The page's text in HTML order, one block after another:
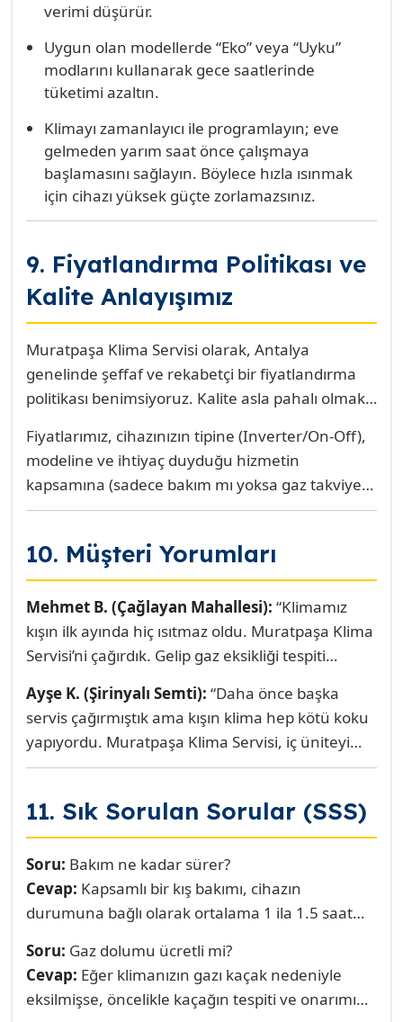
verimi düşürür.
Uygun olan modellerde “Eko” veya “Uyku”
modlarını kullanarak gece saatlerinde
tüketimi azaltın.
Klimayı zamanlayıcı ile programlayın; eve
gelmeden yarım saat önce çalışmaya
başlamasını sağlayın. Böylece hızla ısınmak
için cihazı yüksek güçte zorlamazsınız.
9. Fiyatlandırma Politikası ve
Kalite Anlayışımız
Muratpaşa Klima Servisi olarak, Antalya
genelinde şeffaf ve rekabetçi bir fiyatlandırma
politikası benimsiyoruz. Kalite asla pahalı olmak
ve onarım hizmetlerinde, size en uygun maliyeti
sunarken, kullandığımız yedek parça ve
kimyasalların birinci sınıf kalitede olmasından
Fiyatlarımız, cihazınızın tipine (Inverter/On-Off),
modeline ve ihtiyaç duyduğu hizmetin
kapsamına (sadece bakım mı yoksa gaz takviyesi
gerektiren arıza onarımı mı) göre değişir. Ancak
hakkında detaylı bilgi ve net bir fiyat teklifi
sunarak sürpriz faturalarla karşılaşmanızı
önlüyoruz. Bizim için en büyük öncelik,
Muratpaşa sakinlerinin kışın üşümemesi ve
klimasının uzun ömürlü olmasıdır. Kaliteli
düşük enerji faturası anlamına geldiğini
biliyoruz.
10. Müşteri Yorumları
Mehmet B. (Çağlayan Mahallesi): “Klimamız
kışın ilk ayında hiç ısıtmaz oldu. Muratpaşa Klima
Servisi’ni çağırdık. Gelip gaz eksikliği tespiti
şimdi eskisinden daha iyi ısıtıyor. İşçilikleri temiz
ve çok güvenilirler.”
Ayşe K. (Şirinyalı Semti): “Daha önce başka
servis çağırmıştık ama kışın klima hep kötü koku
yapıyordu. Muratpaşa Klima Servisi, iç üniteyi
tamamen söküp antibakteriyel temizlik yaptı.
düştü. Kışa girmeden mutlaka onları arayın.”
11. Sık Sorulan Sorular (SSS)
Soru: Bakım ne kadar sürer?
Cevap: Kapsamlı bir kış bakımı, cihazın
durumuna bağlı olarak ortalama 1 ila 1.5 saat
de performans testleri yapılır.
Soru: Gaz dolumu ücretli mi?
Cevap: Eğer klimanızın gazı kaçak nedeniyle
eksilmişse, öncelikle kaçağın tespiti ve onarımı